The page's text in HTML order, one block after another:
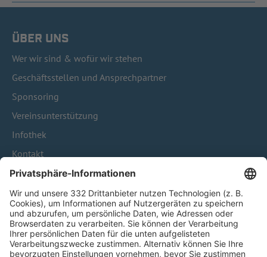
ÜBER UNS
Wer wir sind & wofür wir stehen
Geschäftsstellen und Ansprechpartner
Sponsoring
Vereinsunterstützung
Infothek
Kontakt
HÄUFIG BESUCHTE SEITEN
Pässe und Vereinswechsel
Trainerausbildung
Schulungsangebot Vereinsmitarbeiter